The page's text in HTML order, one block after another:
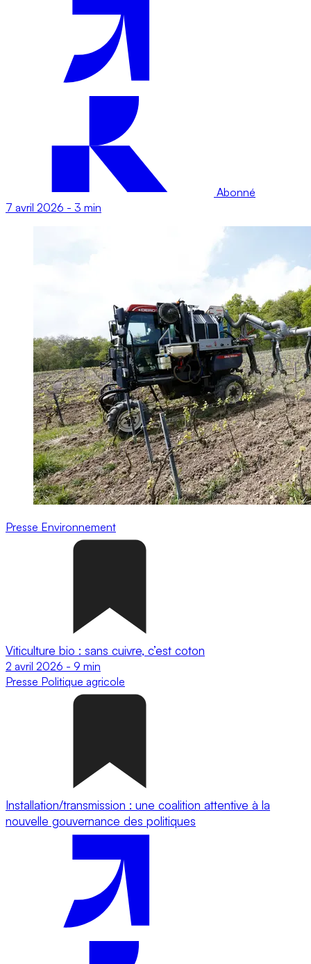
Abonné
7 avril 2026 - 3 min
Presse Environnement
Viticulture bio : sans cuivre, c’est coton
2 avril 2026 - 9 min
Presse Politique agricole
Installation/transmission : une coalition attentive à la
nouvelle gouvernance des politiques